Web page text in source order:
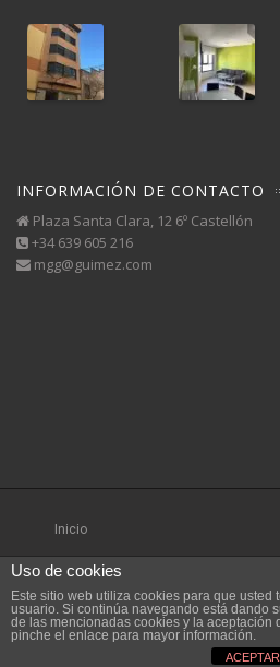
INFORMACIÓN DE CONTACTO
Plaza Santa Clara, 12 6º Castellón
+34 639 605 216
mgg@guimez.com
Inicio
Uso de cookies
Este sitio web utiliza cookies para que usted
usuario. Si continúa navegando está dando
de las mencionadas cookies y la aceptación
pinche el enlace para mayor información.
ACEPTAR